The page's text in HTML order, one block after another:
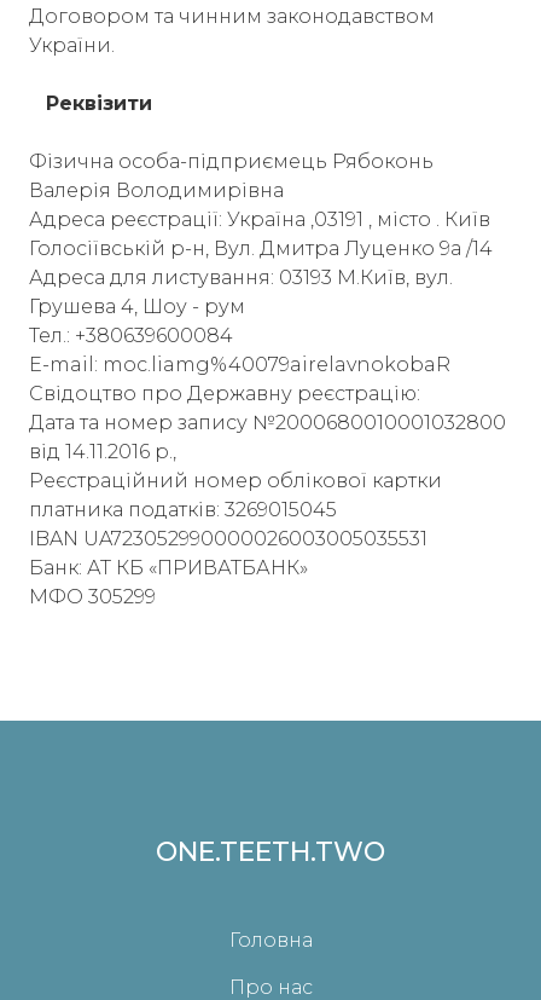
Договором та чинним законодавством
України.
Реквізити
Фізична особа-підприємець Рябоконь
Валерія Володимирівна
Адреса реєстрації: Україна ,03191 , місто . Київ
Голосіївській р-н, Вул. Дмитра Луценко 9а /14
Адреса для листування: 03193 М.Київ, вул.
Грушева 4, Шоу - рум
Тел.: +380639600084
E-mail: moc.liamg%40079airelavnokobaR
Свідоцтво про Державну реєстрацію:
Дата та номер запису №2000680010001032800
від 14.11.2016 р.,
Реєстраційний номер облікової картки
платника податків: 3269015045
IBAN UA723052990000026003005035531
Банк: АТ КБ «ПРИВАТБАНК»
МФО 305299
ONE.TEETH.TWO
Головна
Про нас